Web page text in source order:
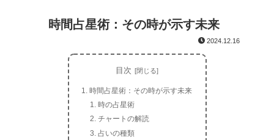
時間占星術：その時が示す未来
2024.12.16
目次
時間占星術：その時が示す未来
時の占星術
チャートの解読
占いの種類